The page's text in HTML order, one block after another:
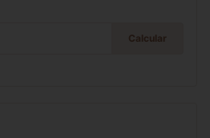
Calcular